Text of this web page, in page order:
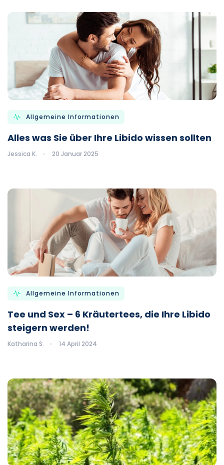
Allgemeine Informationen
Alles was Sie über Ihre Libido wissen sollten
Jessica K. 20 Januar 2025
Allgemeine Informationen
Tee und Sex – 6 Kräutertees, die Ihre Libido
steigern werden!
Katharina S. 14 April 2024